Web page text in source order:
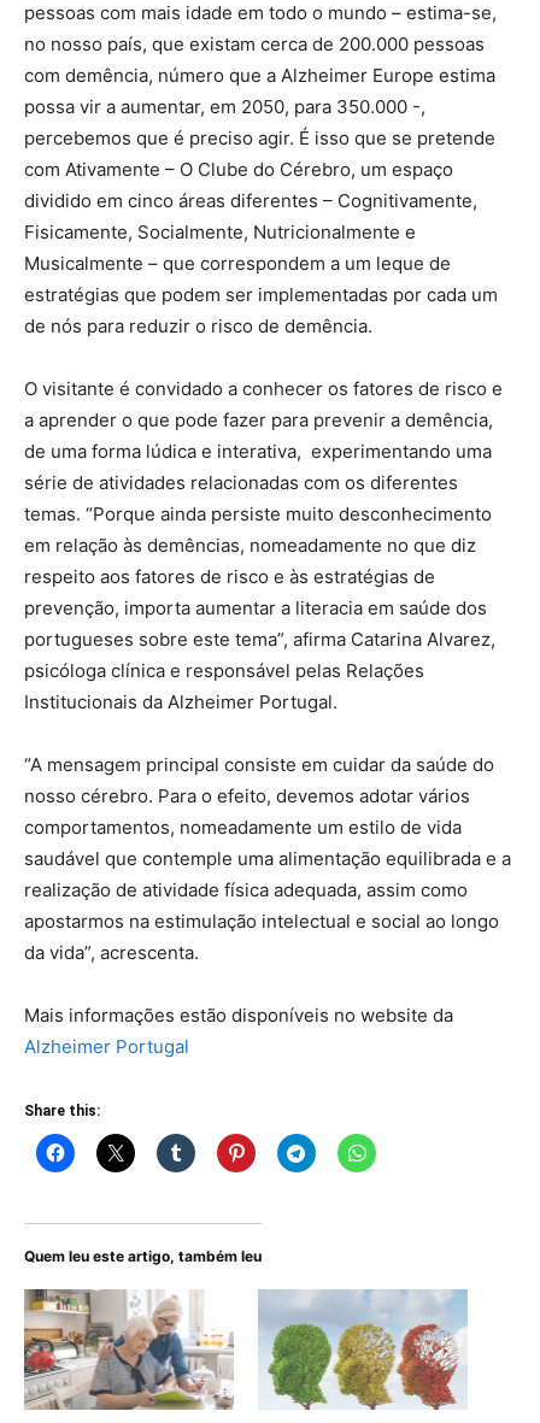
pessoas com mais idade em todo o mundo – estima-se,
no nosso país, que existam cerca de 200.000 pessoas
com demência, número que a Alzheimer Europe estima
possa vir a aumentar, em 2050, para 350.000 -,
percebemos que é preciso agir. É isso que se pretende
com Ativamente – O Clube do Cérebro, um espaço
dividido em cinco áreas diferentes – Cognitivamente,
Fisicamente, Socialmente, Nutricionalmente e
Musicalmente – que correspondem a um leque de
estratégias que podem ser implementadas por cada um
de nós para reduzir o risco de demência.
O visitante é convidado a conhecer os fatores de risco e
a aprender o que pode fazer para prevenir a demência,
de uma forma lúdica e interativa, experimentando uma
série de atividades relacionadas com os diferentes
temas. “Porque ainda persiste muito desconhecimento
em relação às demências, nomeadamente no que diz
respeito aos fatores de risco e às estratégias de
prevenção, importa aumentar a literacia em saúde dos
portugueses sobre este tema”, afirma Catarina Alvarez,
psicóloga clínica e responsável pelas Relações
Institucionais da Alzheimer Portugal.
“A mensagem principal consiste em cuidar da saúde do
nosso cérebro. Para o efeito, devemos adotar vários
comportamentos, nomeadamente um estilo de vida
saudável que contemple uma alimentação equilibrada e a
realização de atividade física adequada, assim como
apostarmos na estimulação intelectual e social ao longo
da vida”, acrescenta.
Mais informações estão disponíveis no website da
Alzheimer Portugal
Share this:
Quem leu este artigo, também leu